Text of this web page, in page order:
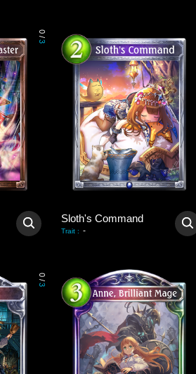
0
/
3
Sloth's Command
Trait : -
0
/
3